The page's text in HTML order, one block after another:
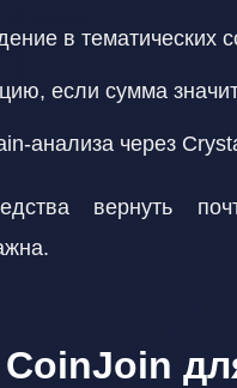
в тематических
если сумма
анализа через
вернуть